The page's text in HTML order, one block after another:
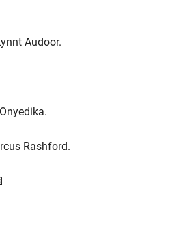
Audoor.
Rashford.